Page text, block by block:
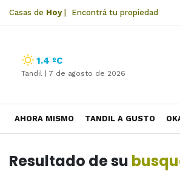
Casas de Hoy| Encontrá tu propiedad
1.4 ºC
Tandil | 7 de agosto de 2026
AHORA MISMO TANDIL A GUSTO
Resultado de su